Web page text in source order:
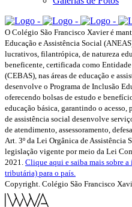
O Colégio São Francisco Xavier é
Educação e Assistência Social
lucrativos, filantrópica, de natureza
beneficente, certificada como
(CEBAS), nas áreas de educação e
desenvolve o Programa de Inclusão
oferecendo bolsas de estudo e
educação básica, garantindo o acesso,
de assistência social desenvolve
de atendimento, assessoramento,
Art. 3º da Lei Orgânica de Assistência
legislação vigente por meio da Lei
2021. Clique aqui e saiba mais sobre
tributária) para o país.
Copyright. Colégio São Francisco